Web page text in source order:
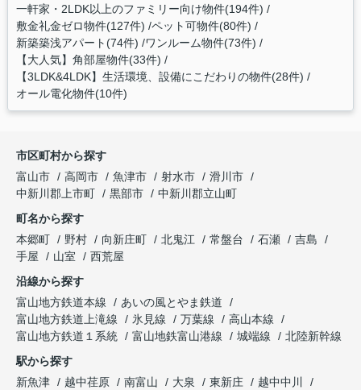
一軒家・2LDK以上のファミリー向け物件(194件)
敷金礼金ゼロ物件(127件) ペット可物件(80件)
新築築浅アパート(74件) ワンルーム物件(73件)
【大人気】角部屋物件(33件)
【3LDK&4LDK】生活環境、設備にこだわりの物件(28件)
オール電化物件(10件)
市区町村から探す
富山市
高岡市 魚津市 射水市
滑川市
中新川郡上市町
黒部市
中新川郡立山町
町名から探す
本郷町
野村 向新庄町 北鬼江 常盤台 石瀬
吉島
手屋
山室
西荒屋
沿線から探す
富山地方鉄道本線
あいの風とやま鉄道
富山地方鉄道上滝線
氷見線 万葉線
高山本線
富山地方鉄道１系統
富山地鉄富山港線 城端線
北陸新幹線
駅から探す
新魚津
越中荏原 南富山 大泉 東新庄
越中中川